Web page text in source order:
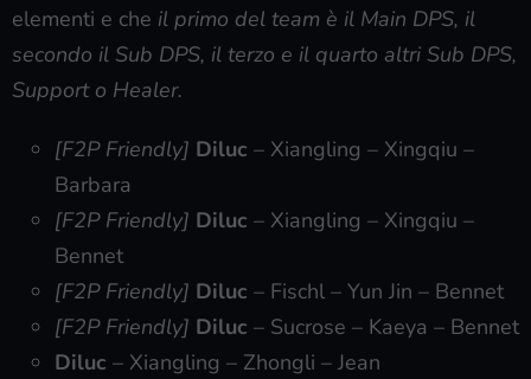
elementi e che il primo del team è il Main DPS, il
secondo il Sub DPS, il terzo e il quarto altri Sub DPS,
Support o Healer.
[F2P Friendly] Diluc – Xiangling – Xingqiu –
Barbara
[F2P Friendly] Diluc – Xiangling – Xingqiu –
Bennet
[F2P Friendly] Diluc – Fischl – Yun Jin – Bennet
[F2P Friendly] Diluc – Sucrose – Kaeya – Bennet
Diluc – Xiangling – Zhongli – Jean